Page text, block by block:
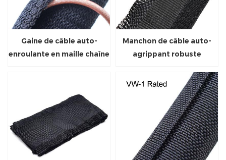
Gaine de câble auto-
enroulante en maille chaîne
Manchon de câble auto-
agrippant robuste